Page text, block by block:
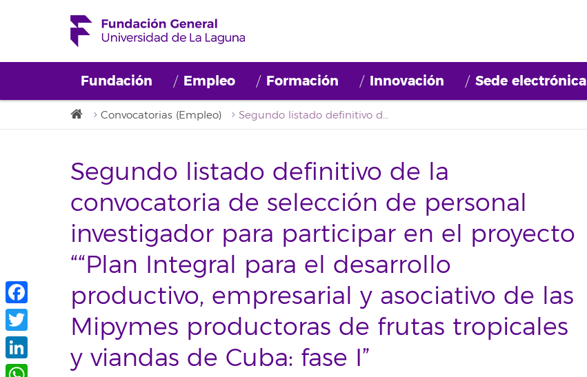
Fundación Empleo Formación Innovación Sede electrónica
Convocatorias (Empleo) Segundo listado definitivo de la convocatoria de selección de personal investigador para participar en el proyecto ““Plan Integral para el desarrollo productivo, empresarial y asociativo de las Mipymes productoras de frutas tropicales y viandas de Cuba: fase I”
Segundo listado definitivo de la
convocatoria de selección de personal
investigador para participar en el proyecto
““Plan Integral para el desarrollo
productivo, empresarial y asociativo de las
Mipymes productoras de frutas tropicales
y viandas de Cuba: fase I”
Facebook
Twitter
LinkedIn